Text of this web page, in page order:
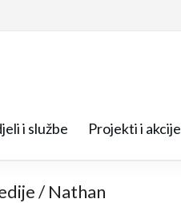
i službe Projekti i akcije
/ Nathan